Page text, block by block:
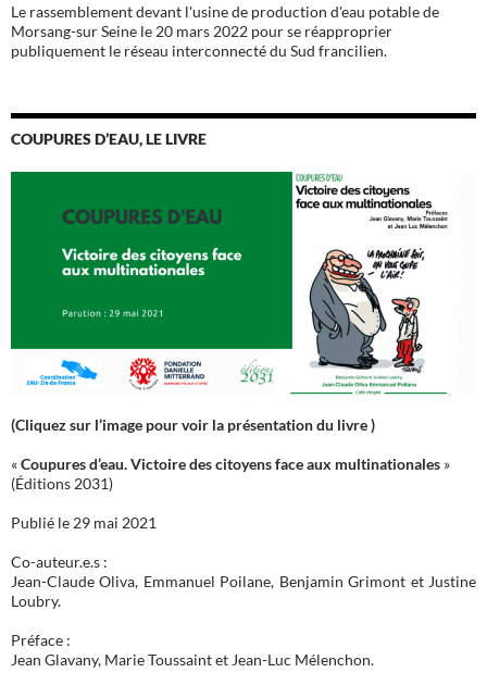
Le rassemblement devant l'usine de production d'eau potable de
Morsang-sur Seine le 20 mars 2022 pour se réapproprier
publiquement le réseau interconnecté du Sud francilien.
COUPURES D’EAU, LE LIVRE
(Cliquez sur l’image pour voir la présentation du livre )
«Coupures d’eau. Victoire des citoyens face aux multinationales »
(Éditions 2031)
Publié le 29 mai 2021
Co-auteur.e.s :
Jean-Claude Oliva, Emmanuel Poilane, Benjamin Grimont et Justine
Loubry.
Préface :
Jean Glavany, Marie Toussaint et Jean-Luc Mélenchon.